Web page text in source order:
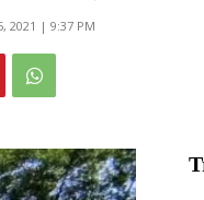
2021 | 9:37 PM